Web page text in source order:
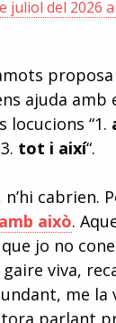
juliol del 2026 a
ajuda amb
locucions “1.
tot i així“.
cabrien.
això.
jo no
viva,
me la
parlant